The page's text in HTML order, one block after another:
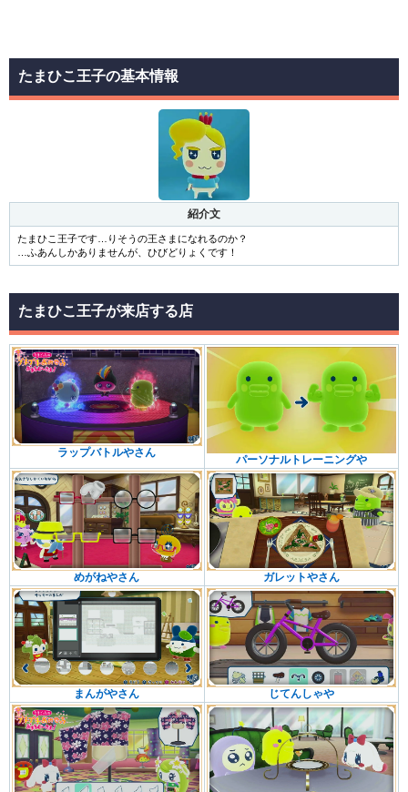
たまひこ王子の基本情報
紹介文
たまひこ王子です…りそうの王さまになれるのか？
…ふあんしかありませんが、ひびどりょくです！
たまひこ王子が来店する店
ラップバトルやさん
パーソナルトレーニングや
めがねやさん ガレットやさん
まんがやさん じてんしゃや